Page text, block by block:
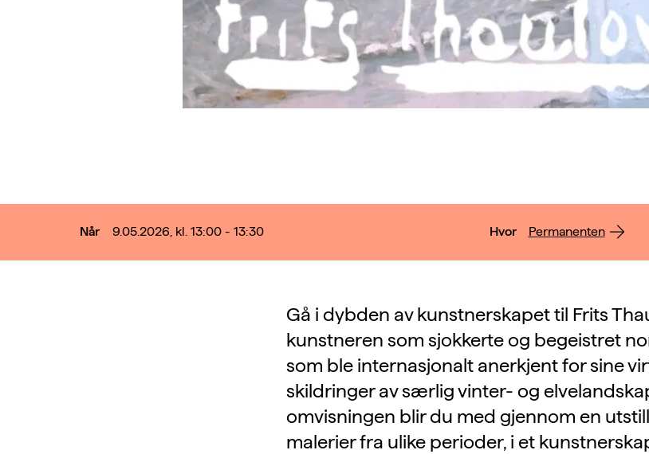
Når 9.05.2026, kl. 13:00 - 13:30 Hvor Permanenten
Gå i dybden av kunstnerskapet til Frits
kunstneren som sjokkerte og begeistret
som ble internasjonalt anerkjent for sine
skildringer av særlig vinter- og
omvisningen blir du med gjennom en
malerier fra ulike perioder, i et